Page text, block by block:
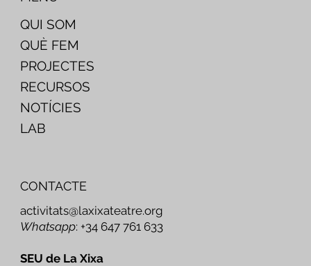
QUI SOM
QUÈ FEM
PROJECTES
RECURSOS
NOTÍCIES
LAB
CONTACTE
activitats@laxixateatre.org
Whatsapp: +34 647 761 633
SEU de La Xixa